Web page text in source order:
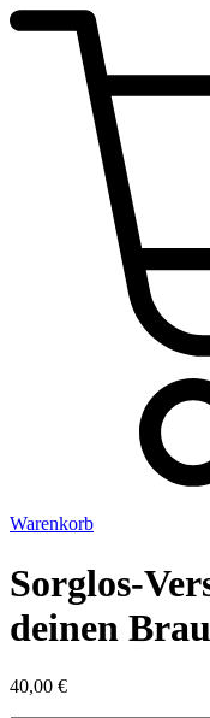
Warenkorb
Sorglos-
deinen
40,00 €